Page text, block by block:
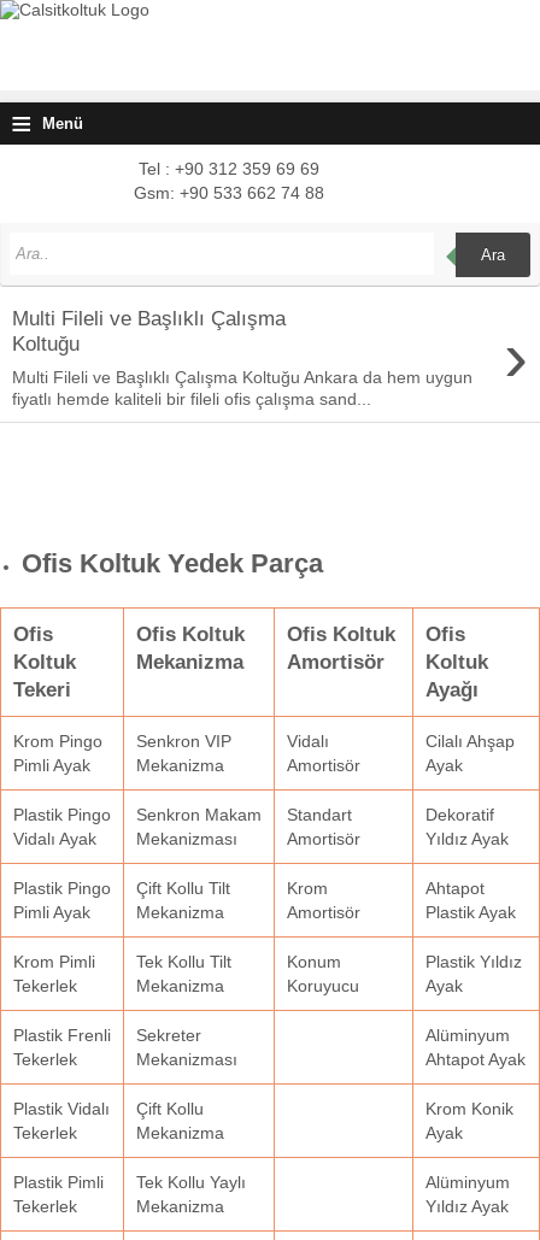
≡ Menü
Tel : +90 312 359 69 69
Gsm: +90 533 662 74 88
Ara
Multi Fileli ve Başlıklı Çalışma
Koltuğu
›
Multi Fileli ve Başlıklı Çalışma Koltuğu Ankara da hem uygun
fiyatlı hemde kaliteli bir fileli ofis çalışma sand...
Ofis Koltuk Yedek Parça
Ofis
Koltuk
Tekeri
Ofis Koltuk
Mekanizma
Ofis Koltuk
Amortisör
Ofis
Koltuk
Ayağı
Krom Pingo
Pimli Ayak
Senkron VIP
Mekanizma
Vidalı
Amortisör
Cilalı Ahşap
Ayak
Plastik Pingo
Vidalı Ayak
Senkron Makam
Mekanizması
Standart
Amortisör
Dekoratif
Yıldız Ayak
Plastik Pingo
Pimli Ayak
Çift Kollu Tilt
Mekanizma
Krom
Amortisör
Ahtapot
Plastik Ayak
Krom Pimli
Tekerlek
Tek Kollu Tilt
Mekanizma
Konum
Koruyucu
Plastik Yıldız
Ayak
Plastik Frenli
Tekerlek
Sekreter
Mekanizması
Alüminyum
Ahtapot Ayak
Plastik Vidalı
Tekerlek
Çift Kollu
Mekanizma
Krom Konik
Ayak
Plastik Pimli
Tekerlek
Tek Kollu Yaylı
Mekanizma
Alüminyum
Yıldız Ayak